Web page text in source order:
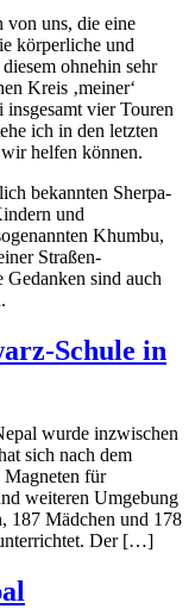
von uns, die eine
körperliche und
ohnehin sehr
Kreis ‚meiner‘
vier Touren
ich in den letzten
helfen können.
bekannten Sherpa-
und
Khumbu,
Straßen-
sind auch
Schule in
wurde inzwischen
sich nach dem
Magneten für
weiteren Umgebung
187 Mädchen und 178
Der […]